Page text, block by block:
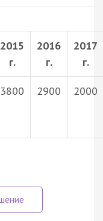
2015
г.
2016
г.
2017
г.
3800 2900 2000